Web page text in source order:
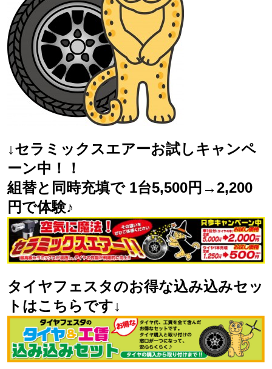
↓セラミックスエアーお試しキャンペ
ーン中！！
組替と同時充填で 1台5,500円→2,200
円で体験♪
タイヤフェスタのお得な込み込みセッ
トはこちらです↓